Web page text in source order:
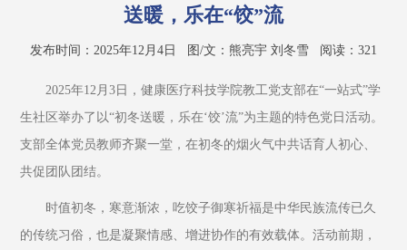
送暖，乐在“饺”流
发布时间：2025年12月4日 图/文：熊亮宇 刘冬雪 阅读： 321
2025年12月3日，健康医疗科技学院教工党支部在“一站式”学
生社区举办了以“初冬送暖，乐在‘饺’流”为主题的特色党日活动。
支部全体党员教师齐聚一堂，在初冬的烟火气中共话育人初心、
共促团队团结。
时值初冬，寒意渐浓，吃饺子御寒祈福是中华民族流传已久
的传统习俗，也是凝聚情感、增进协作的有效载体。活动前期，